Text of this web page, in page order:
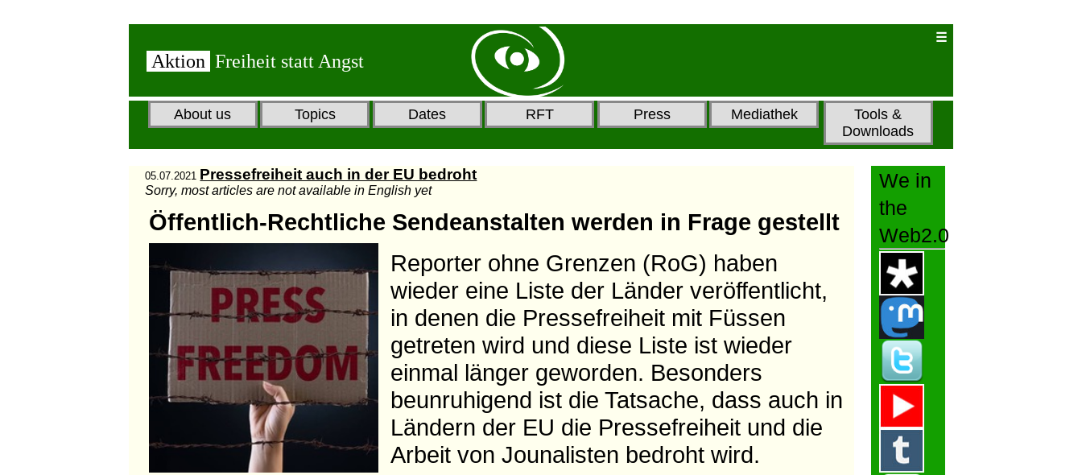
Aktion Freiheit statt Angst
About us Topics Dates RFT Press Mediathek
Tools &
Downloads
05.07.2021 Pressefreiheit auch in der EU bedroht
Sorry, most articles are not available in English yet
Öffentlich-Rechtliche Sendeanstalten werden in Frage gestellt
Reporter ohne Grenzen (RoG) haben
wieder eine Liste der Länder veröffentlicht,
in denen die Pressefreiheit mit Füssen
getreten wird und diese Liste ist wieder
einmal länger geworden. Besonders
beunruhigend ist die Tatsache, dass auch in
Ländern der EU die Pressefreiheit und die
Arbeit von Jounalisten bedroht wird.
We in
the
Web2.0